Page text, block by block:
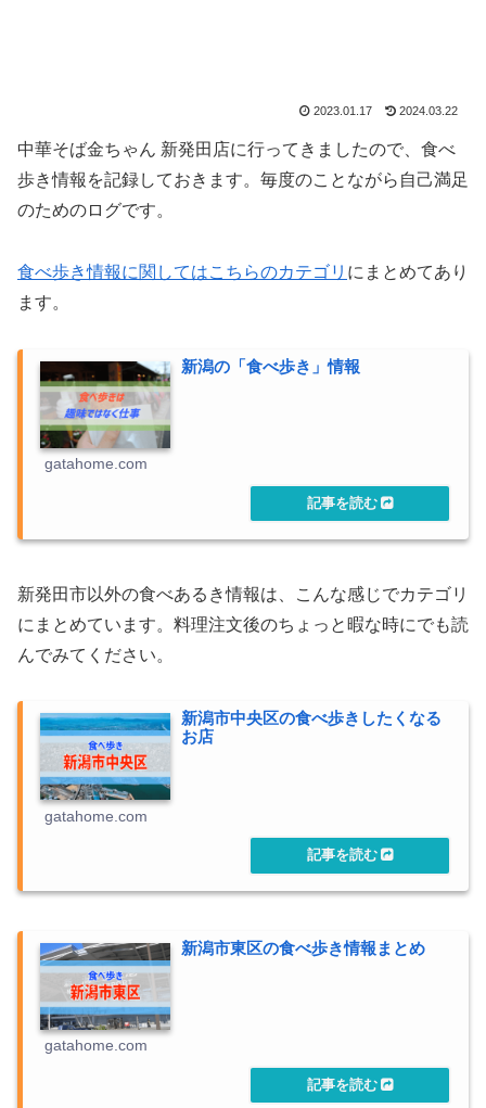
2023.01.17 2024.03.22
中華そば金ちゃん 新発田店に行ってきましたので、食べ
歩き情報を記録しておきます。毎度のことながら自己満足
のためのログです。
食べ歩き情報に関してはこちらのカテゴリ にまとめてあり
ます。
新潟の「食べ歩き」情報
gatahome.com
新発田市以外の食べあるき情報は、こんな感じでカテゴリ
にまとめています。料理注文後のちょっと暇な時にでも読
んでみてください。
新潟市中央区の食べ歩きしたくなる
お店
gatahome.com
新潟市東区の食べ歩き情報まとめ
gatahome.com